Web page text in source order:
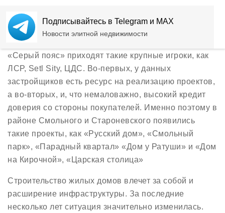
Перенос заводов, фабрик и прочих промышленных
объектов требует большого количества времени и
средств, поэтому, в первую очередь, осваивать
«Серый пояс» приходят такие крупные игроки, как
ЛСР, Setl Sity, ЦДС. Во-первых, у данных
застройщиков есть ресурс на реализацию проектов,
а во-вторых, и, что немаловажно, высокий кредит
доверия со стороны покупателей. Именно поэтому в
районе Смольного и Староневского появились
такие проекты, как «Русский дом», «Смольный
парк», «Парадный квартал» «Дом у Ратуши» и «Дом
на Кирочной», «Царская столица»
Строительство жилых домов влечет за собой и
расширение инфраструктуры. За последние
несколько лет ситуация значительно изменилась.
Подписывайтесь в Telegram и MAX
Новости элитной недвижимости